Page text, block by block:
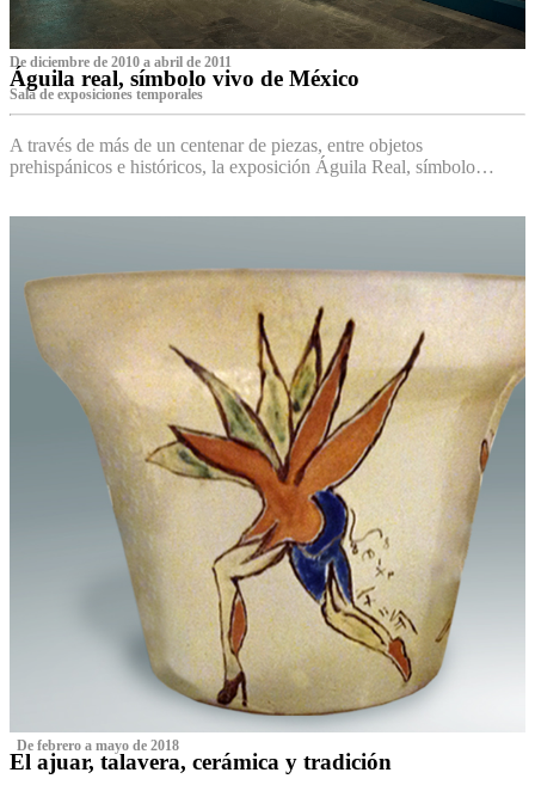
De diciembre de 2010 a abril de 2011
Águila real, símbolo vivo de México
Sala de exposiciones temporales
A través de más de un centenar de piezas, entre objetos
prehispánicos e históricos, la exposición Águila Real, símbolo…
‌ De febrero a mayo de 2018
El ajuar, talavera, cerámica y tradición